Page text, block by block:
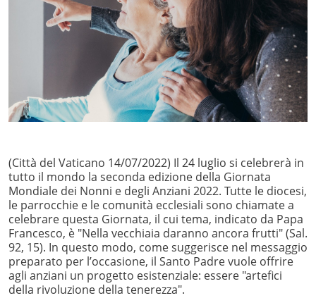
(Città del Vaticano 14/07/2022) Il 24 luglio si celebrerà in
tutto il mondo la seconda edizione della Giornata
Mondiale dei Nonni e degli Anziani 2022. Tutte le diocesi,
le parrocchie e le comunità ecclesiali sono chiamate a
celebrare questa Giornata, il cui tema, indicato da Papa
Francesco, è "Nella vecchiaia daranno ancora frutti" (Sal.
92, 15). In questo modo, come suggerisce nel messaggio
preparato per l’occasione, il Santo Padre vuole offrire
agli anziani un progetto esistenziale: essere "artefici
della rivoluzione della tenerezza".